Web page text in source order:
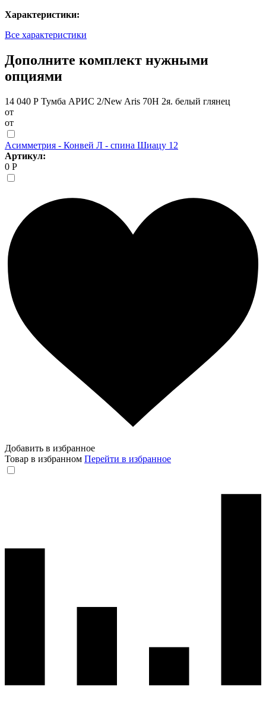
Характеристики:
Все характеристики
Дополните комплект нужными
опциями
14 040 Р Тумба АРИС 2/New Aris 70Н 2я. белый глянец
от
от
Асимметрия - Конвей Л - спина Шиацу 12
Артикул:
0 Р
Добавить в избранное
Товар в избранном Перейти в избранное